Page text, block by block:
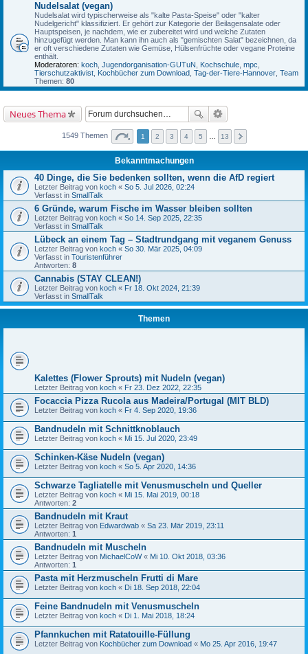
Nudelsalat (vegan)
Nudelsalat wird typischerweise als "kalte Pasta-Speise" oder "kalter
Nudelgericht" klassifiziert. Er gehört zur Kategorie der Beilagensalate oder
Hauptspeisen, je nachdem, wie er zubereitet wird und welche Zutaten
hinzugefügt werden. Man kann ihn auch als "gemischten Salat" bezeichnen, da
er oft verschiedene Zutaten wie Gemüse, Hülsenfrüchte oder vegane Proteine
enthält.
Moderatoren: koch, Jugendorganisation-GUTuN, Kochschule, mpc,
Tierschutzaktivist, Kochbücher zum Download, Tag-der-Tiere-Hannover, Team
Themen: 80
Neues Thema
1549 Themen 1 2 3 4 5 … 13
Bekanntmachungen
40 Dinge, die Sie bedenken sollten, wenn die AfD regiert
Letzter Beitrag von koch « So 5. Jul 2026, 02:24
Verfasst in SmallTalk
6 Gründe, warum Fische im Wasser bleiben sollten
Letzter Beitrag von koch « So 14. Sep 2025, 22:35
Verfasst in SmallTalk
Lübeck an einem Tag – Stadtrundgang mit veganem Genuss
Letzter Beitrag von koch « So 30. Mär 2025, 04:09
Verfasst in Touristenführer
Antworten: 8
Cannabis (STAY CLEAN!)
Letzter Beitrag von koch « Fr 18. Okt 2024, 21:39
Verfasst in SmallTalk
Themen
Kalettes (Flower Sprouts) mit Nudeln (vegan)
Letzter Beitrag von koch « Fr 23. Dez 2022, 22:35
Focaccia Pizza Rucola aus Madeira/Portugal (MIT BLD)
Letzter Beitrag von koch « Fr 4. Sep 2020, 19:36
Bandnudeln mit Schnittknoblauch
Letzter Beitrag von koch « Mi 15. Jul 2020, 23:49
Schinken-Käse Nudeln (vegan)
Letzter Beitrag von koch « So 5. Apr 2020, 14:36
Schwarze Tagliatelle mit Venusmuscheln und Queller
Letzter Beitrag von koch « Mi 15. Mai 2019, 00:18
Antworten: 2
Bandnudeln mit Kraut
Letzter Beitrag von Edwardwab « Sa 23. Mär 2019, 23:11
Antworten: 1
Bandnudeln mit Muscheln
Letzter Beitrag von MichaelCoW« Mi 10. Okt 2018, 03:36
Antworten: 1
Pasta mit Herzmuscheln Frutti di Mare
Letzter Beitrag von koch « Di 18. Sep 2018, 22:04
Feine Bandnudeln mit Venusmuscheln
Letzter Beitrag von koch « Di 1. Mai 2018, 18:24
Pfannkuchen mit Ratatouille-Füllung
Letzter Beitrag von Kochbücher zum Download « Mo 25. Apr 2016, 19:47